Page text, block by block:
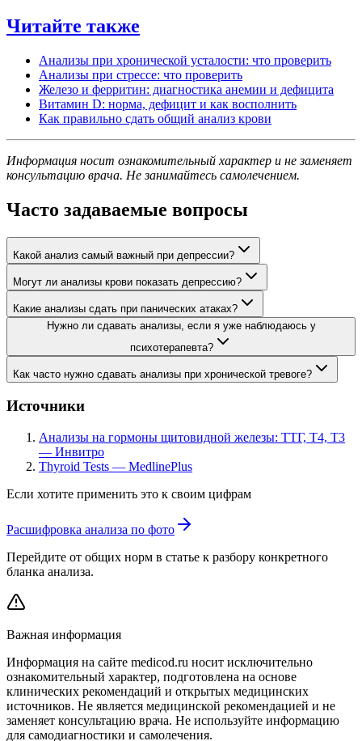
Читайте также
Анализы при хронической усталости: что проверить
Анализы при стрессе: что проверить
Железо и ферритин: диагностика анемии и дефицита
Витамин D: норма, дефицит и как восполнить
Как правильно сдать общий анализ крови
Информация носит ознакомительный характер и не заменяет
консультацию врача. Не занимайтесь самолечением.
Часто задаваемые вопросы
Какой анализ самый важный при депрессии?
Могут ли анализы крови показать депрессию?
Какие анализы сдать при панических атаках?
Нужно ли сдавать анализы, если я уже наблюдаюсь у
психотерапевта?
Как часто нужно сдавать анализы при хронической тревоге?
Источники
Анализы на гормоны щитовидной железы: ТТГ, Т4, Т3
— Инвитро
Thyroid Tests — MedlinePlus
Если хотите применить это к своим цифрам
Расшифровка анализа по фото
Перейдите от общих норм в статье к разбору конкретного
бланка анализа.
Важная информация
Информация на сайте medicod.ru носит исключительно
ознакомительный характер, подготовлена на основе
клинических рекомендаций и открытых медицинских
источников. Не является медицинской рекомендацией и не
заменяет консультацию врача. Не используйте информацию
для самодиагностики и самолечения.